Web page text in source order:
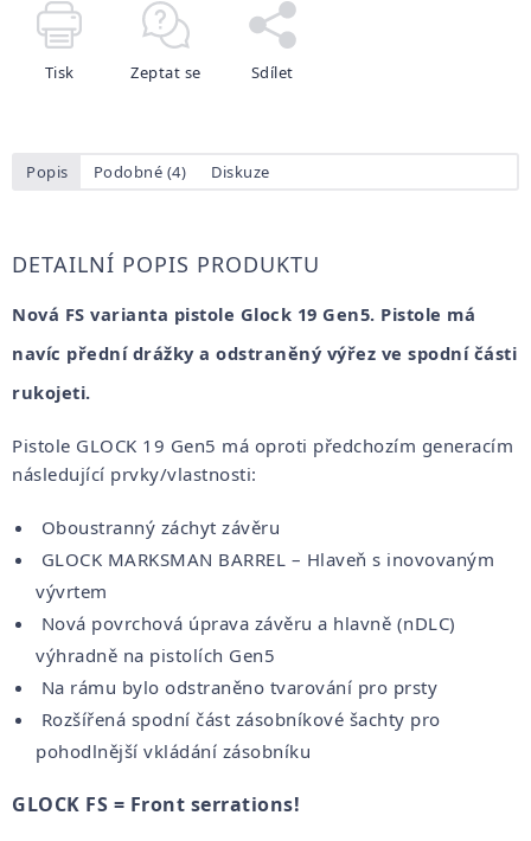
Tisk Zeptat se Sdílet
Popis Podobné (4) Diskuze
DETAILNÍ POPIS PRODUKTU
Nová FS varianta pistole Glock 19 Gen5. Pistole má
navíc přední drážky a odstraněný výřez ve spodní části
rukojeti.
Pistole GLOCK 19 Gen5 má oproti předchozím generacím
následující prvky/vlastnosti:
Oboustranný záchyt závěru
GLOCK MARKSMAN BARREL – Hlaveň s inovovaným
vývrtem
Nová povrchová úprava závěru a hlavně (nDLC)
výhradně na pistolích Gen5
Na rámu bylo odstraněno tvarování pro prsty
Rozšířená spodní část zásobníkové šachty pro
pohodlnější vkládání zásobníku
GLOCK FS = Front serrations!